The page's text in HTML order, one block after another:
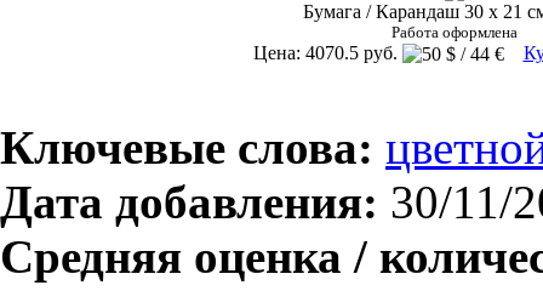
Бумага / Карандаш 30 х 21
Работа оформлена
Цена: 4070.5 руб.
Ключевые слова:
Дата добавления: 30/11/
Средняя оценка /